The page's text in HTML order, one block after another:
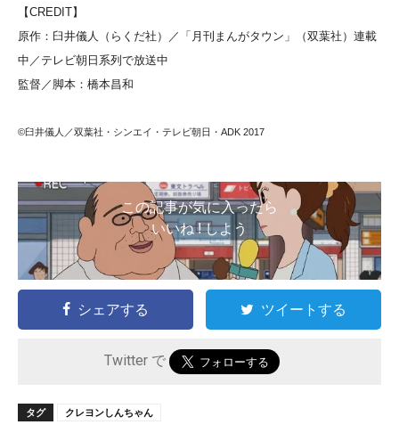
【CREDIT】
原作：臼井儀人（らくだ社）／「月刊まんがタウン」（双葉社）連載
中／テレビ朝日系列で放送中
監督／脚本：橋本昌和
©臼井儀人／双葉社・シンエイ・テレビ朝日・ADK 2017
この記事が気に入ったら
いいね ! しよう
シェアする ツイートする
Twitter で
タグ クレヨンしんちゃん